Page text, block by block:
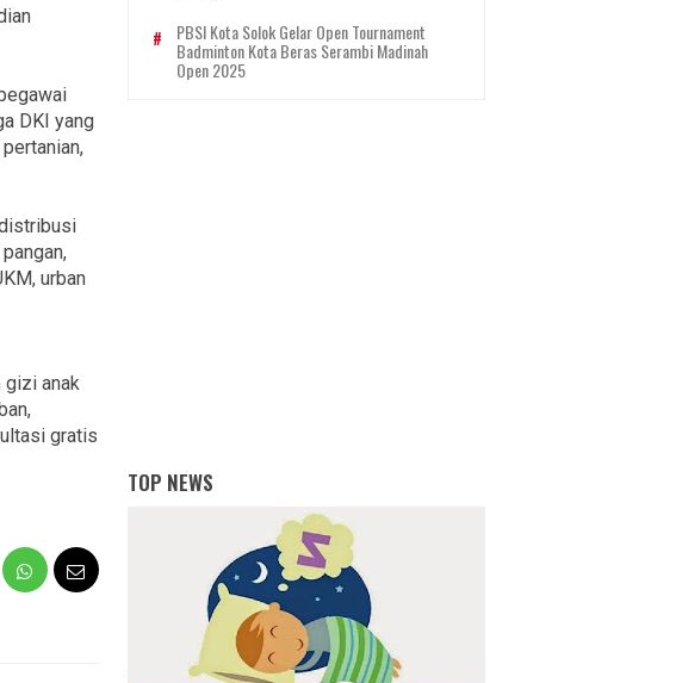
DKI yang
urban
gizi anak
gratis
PBSI Kota Solok Gelar Open Tournament
Badminton Kota Beras Serambi Madinah
Open 2025
TOP NEWS